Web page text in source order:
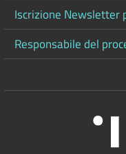
Iscrizione Newsletter
Responsabile del